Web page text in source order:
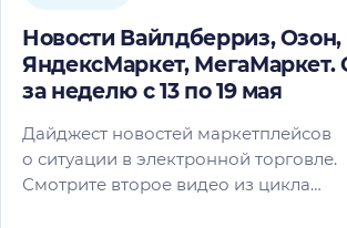
Новости Вайлдберриз, Озон,
ЯндексМаркет, МегаМаркет.
за неделю с 13 по 19 мая
Дайджест новостей маркетплейсов
о ситуации в электронной торговле.
Смотрите второе видео из цикла